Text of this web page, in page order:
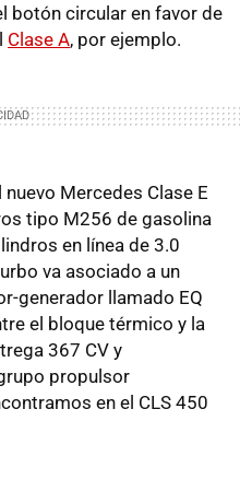
botón circular en favor de
Clase A, por ejemplo.
Mercedes Clase E
tipo M256 de gasolina
en línea de 3.0
va asociado a un
generador llamado EQ
el bloque térmico y la
367 CV y
propulsor
en el CLS 450